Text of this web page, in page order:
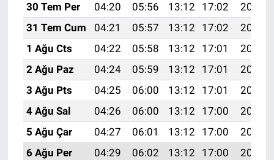
30 Tem Per
04:20 05:56 13:12 17:02
20:19
31 Tem Cum
04:21 05:57 13:12 17:02
20:18
1 Ağu Cts
04:22 05:58 13:12 17:01
20:17
2 Ağu Paz
04:24 05:59 13:12 17:01
20:16
3 Ağu Pts
04:25 06:00 13:12 17:01
20:15
4 Ağu Sal
04:26 06:00 13:12 17:00
20:14
5 Ağu Çar
04:27 06:01 13:12 17:00
20:13
6 Ağu Per
04:29 06:02 13:12 17:00
20:12